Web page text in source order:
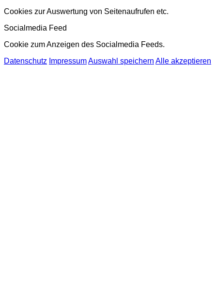
Cookies zur Auswertung von Seitenaufrufen etc.
Socialmedia Feed
Cookie zum Anzeigen des Socialmedia Feeds.
Datenschutz ImpressumAuswahl speichern Alle akzeptieren